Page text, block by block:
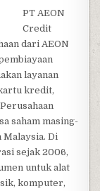
PT AEON
Credit
dari AEON
layanan
kredit,
saham masing-
Malaysia. Di
sejak 2006,
untuk alat
komputer,